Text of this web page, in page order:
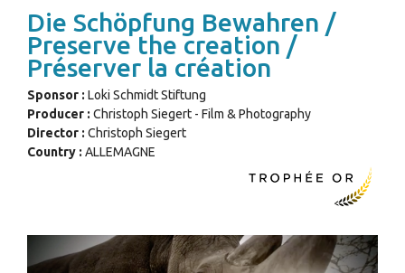
Die Schöpfung Bewahren /
Preserve the creation /
Préserver la création
Sponsor : Loki Schmidt Stiftung
Producer : Christoph Siegert - Film & Photography
Director : Christoph Siegert
Country : ALLEMAGNE